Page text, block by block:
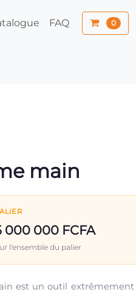
FAQ 0
main
000 000 FCFA
l'ensemble du palier
est un outil